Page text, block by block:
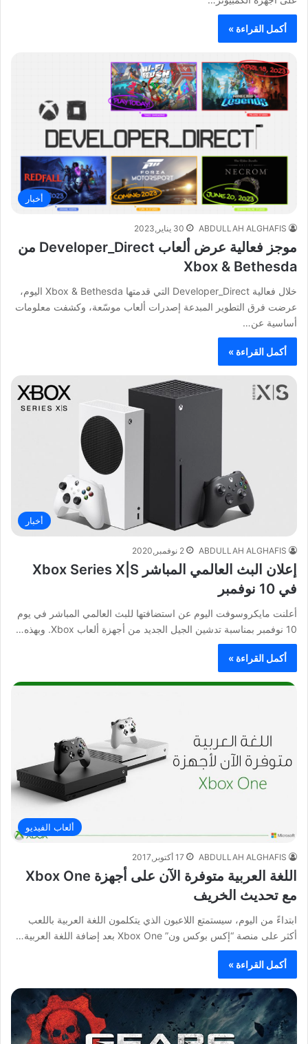
أكمل القراءة »
أخبار
ABDULLAH ALGHAFIS 30 يناير,2023
موجز فعالية عرض ألعاب Developer_Direct من
Xbox & Bethesda
خلال فعالية Developer_Direct التي قدمتها Xbox & Bethesda اليوم،
عرضت فرق التطوير المبدعة إصدرات ألعاب موسّعة، وكشفت معلومات
أساسية عن…
أكمل القراءة »
أخبار
ABDULLAH ALGHAFIS 2 نوفمبر,2020
إعلان البث العالمي المباشر Xbox Series X|S
في 10 نوفمبر
أعلنت مايكروسوفت اليوم عن استضافتها للبث العالمي المباشر في يوم
10 نوفمبر بمناسبة تدشين الجيل الجديد من أجهزة ألعاب Xbox. وبهذه…
أكمل القراءة »
ألعاب الفيديو
ABDULLAH ALGHAFIS 17 أكتوبر,2017
اللغة العربية متوفرة الآن على أجهزة Xbox One
مع تحديث الخريف
ابتداءً من اليوم، سيستمتع اللاعبون الذي يتكلمون اللغة العربية باللعب
أكثر على منصة “إكس بوكس ون” Xbox One بعد إضافة اللغة العربية…
أكمل القراءة »